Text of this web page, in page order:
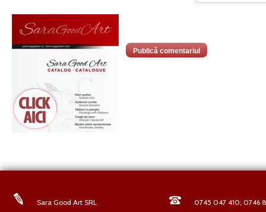
Sara Good Art SRL 0745 047 410; 0746